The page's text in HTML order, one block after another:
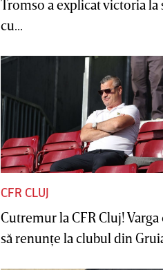
Tromso a explicat victoria la
cu...
CFR CLUJ
Cutremur la CFR Cluj! Varga
să renunţe la clubul din